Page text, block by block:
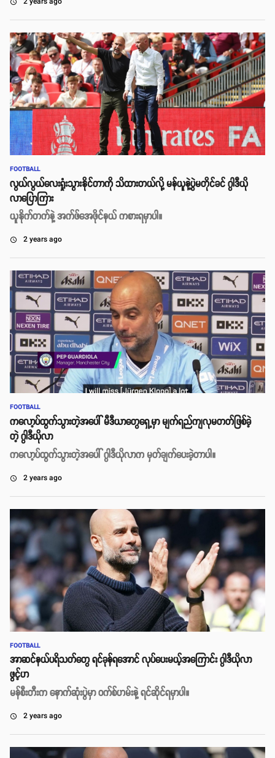
access_time
FOOTBALL
လွယ်လွယ်လေးရှုံးသွားနိုင်တာကို သိထားတယ်လို့ မန်ယူနဲ့ပွဲမတိုင်ခင် ဂွါဒီယို
လာပြောကြား
ယူနိုက်တက်နဲ့ အက်ဖ်အေဖိုင်နယ် ကစားရမှာပါ။
access_time 2 years ago
FOOTBALL
ကလော့ပ်ထွက်သွားတဲ့အပေါ် မီဒီယာတွေရှေ့မှာ မျက်ရည်ကျလုမတတ်ဖြစ်ခဲ့
တဲ့ ဂွါဒီယိုလာ
ကလော့ပ်ထွက်သွားတဲ့အပေါ် ဂွါဒီယိုလာက မှတ်ချက်ပေးခဲ့တာပါ။
access_time 2 years ago
FOOTBALL
အာဆင်နယ်ပရိသတ်တွေ ရင်ခုန်ရအောင် လုပ်ပေးမယ့်အကြောင်း ဂွါဒီယိုလာ
ဖွင့်ဟ
မန်စီးတီးက နောက်ဆုံးပွဲမှာ ဝက်စ်ဟမ်းနဲ့ ရင်ဆိုင်ရမှာပါ။
access_time 2 years ago